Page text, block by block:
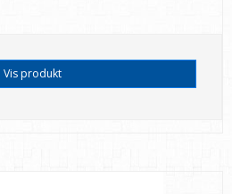
Vis produkt